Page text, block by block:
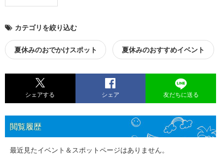
カテゴリを絞り込む
夏休みのおでかけスポット 夏休みのおすすめイベント
シェアする シェア 友だちに送る
閲覧履歴
最近見たイベント＆スポットページはありません。